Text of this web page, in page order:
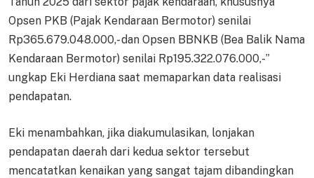
Opsen PKB (Pajak Kendaraan Bermotor) senilai
Rp365.679.048.000,- dan Opsen BBNKB (Bea Balik Nama
Kendaraan Bermotor) senilai Rp195.322.076.000,-”
ungkap Eki Herdiana saat memaparkan data realisasi
pendapatan.
Eki menambahkan, jika diakumulasikan, lonjakan
pendapatan daerah dari kedua sektor tersebut
mencatatkan kenaikan yang sangat tajam dibandingkan